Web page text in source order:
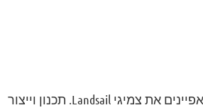
עיצוב סוליה מתוחכם, הרכב חומרים מתקדם ועמידות לאורך זמן. כל אלה מאפיינים את צמיגי Landsail. תכנון וייצור